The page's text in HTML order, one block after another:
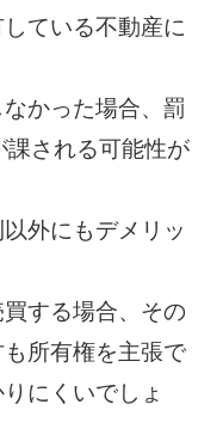
ている不動産に
かった場合、罰
課される可能性が
外にもデメリッ
する場合、その
所有権を主張で
にくいでしょ